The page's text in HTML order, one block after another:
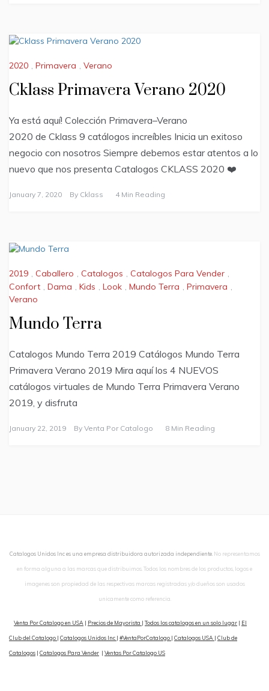
2020 , Primavera , Verano
Cklass Primavera Verano 2020
Ya está aquí! Colección Primavera–Verano
2020 de Cklass 9 catálogos increíbles Inicia un exitoso
negocio con nosotros Siempre debemos estar atentos a lo
nuevo que nos presenta Catalogos CKLASS 2020 ❤️
January 7, 2020 By Cklass 4 Min Reading
2019 , Caballero , Catalogos , Catalogos Para Vender ,
Confort , Dama , Kids , Look , Mundo Terra , Primavera ,
Verano
Mundo Terra
Catalogos Mundo Terra 2019 Catálogos Mundo Terra
Primavera Verano 2019 Mira aquí los 4 NUEVOS
catálogos virtuales de Mundo Terra Primavera Verano
2019, y disfruta
January 22, 2019 By Venta Por Catalogo 8 Min Reading
Catalogos Unidos Inc es una empresa distribuidora autorizada independiente. No representamos
en forma alguna a las marcas que distribuimos. Todos los nombres de los productos, logos e
imagenes son propiedad de las respectivas marcas registradas y/o dueños son usados
unicamente como referencia.
Venta Por Catalogo en USA | Precios de Mayorista | Todos los catalogos en un solo lugar | El
Club del Catalogo | Catalogos Unidos Inc | #VentaPorCatalogo | Catalogos USA | Club de
Catalogos | Catalogos Para Vender | Ventas Por Catalogo US